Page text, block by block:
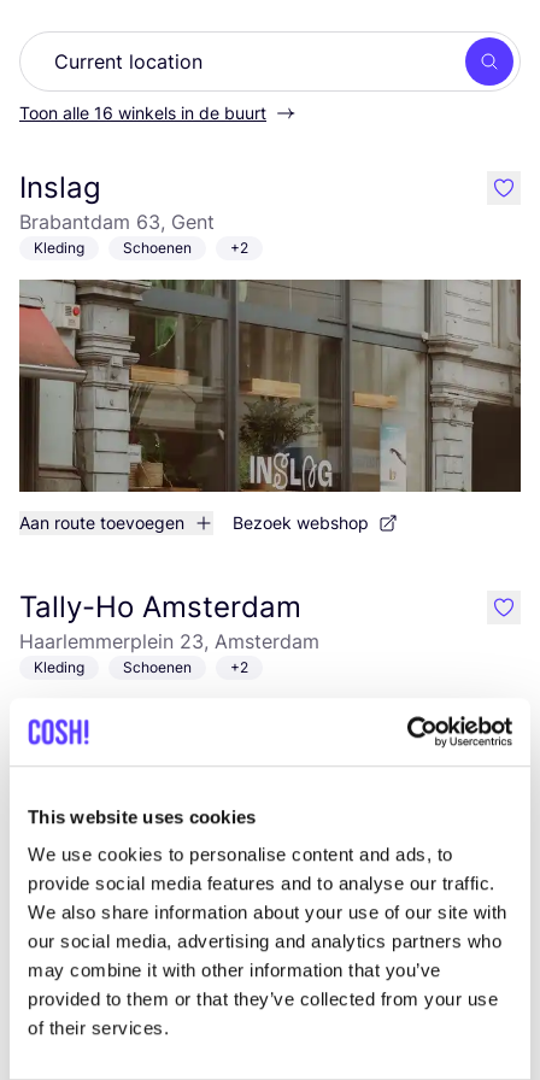
This website uses cookies
We use cookies to personalise content and ads, to
provide social media features and to analyse our traffic.
We also share information about your use of our site with
our social media, advertising and analytics partners who
may combine it with other information that you’ve
provided to them or that they’ve collected from your use
of their services.
Zoek
Toon alle 16 winkels in de buurt
Inslag
Brabantdam 63, Gent
Kleding Schoenen +2
Aan route toevoegen Bezoek webshop
like
Tally-Ho Amsterdam
Haarlemmerplein 23, Amsterdam
Kleding Schoenen +2
Aan route toevoegen Bezoek webshop
like
Conscious Fashion Store